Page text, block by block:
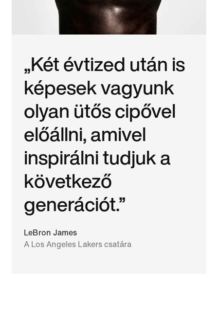
„Két évtized után is
képesek vagyunk
olyan ütős cipővel
előállni, amivel
inspirálni tudjuk a
következő
generációt.”
LeBron James
A Los Angeles Lakers csatára